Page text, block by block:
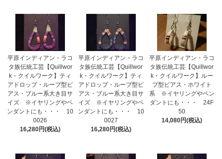
平原インディアン・ラコ
タ族伝統工芸【Quillwor
k・クイルワーク】ティ
アドロップ・ループ型ピ
アス・ブルー系大き目サ
イズ ※イヤリングやペ
ンダントにも・・・ 10
0026
16,280円(税込)
平原インディアン・ラコ
タ族伝統工芸【Quillwor
k・クイルワーク】ティ
アドロップ・ループ型ピ
アス・ブルー系大き目サ
イズ ※イヤリングやペ
ンダントにも・・・ 10
0027
16,280円(税込)
平原インディアン・ラコ
タ族伝統工芸【Quillwor
k・クイルワーク】ルー
プ型ピアス・ホワイト
系 ※イヤリングやペン
ダントにも・・・ 24F
50
14,080円(税込)